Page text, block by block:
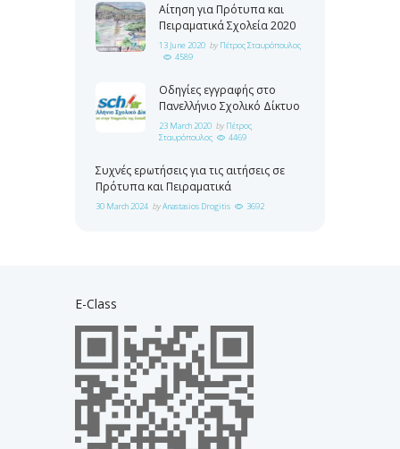
Αίτηση για Πρότυπα και
Πειραματικά Σχολεία 2020
13 June 2020 by Πέτρος Σταυρόπουλος
4589
Οδηγίες εγγραφής στο
Πανελλήνιο Σχολικό Δίκτυο
23 March 2020 by Πέτρος
Σταυρόπουλος
4469
Συχνές ερωτήσεις για τις αιτήσεις σε
Πρότυπα και Πειραματικά
30 March 2024 byAnastasios Drogitis 3692
E-Class